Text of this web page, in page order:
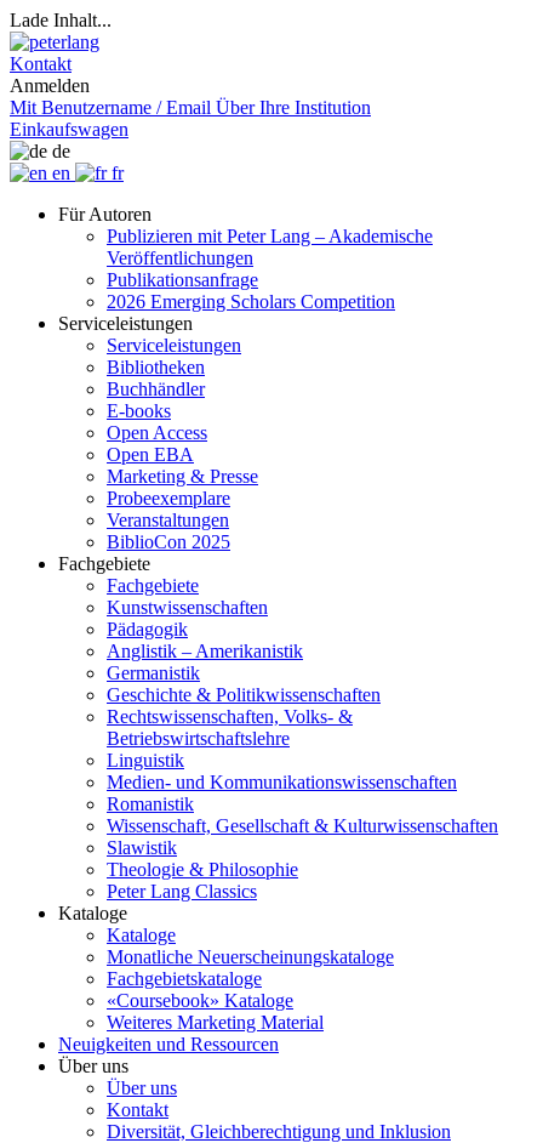
Lade Inhalt...
Kontakt
Anmelden
Mit Benutzername / Email Über Ihre Institution
Einkaufswagen
de
en
fr
Für Autoren
Publizieren mit Peter Lang – Akademische
Veröffentlichungen
Publikationsanfrage
2026 Emerging Scholars Competition
Serviceleistungen
Serviceleistungen
Bibliotheken
Buchhändler
E-books
Open Access
Open EBA
Marketing & Presse
Probeexemplare
Veranstaltungen
BiblioCon 2025
Fachgebiete
Fachgebiete
Kunstwissenschaften
Pädagogik
Anglistik – Amerikanistik
Germanistik
Geschichte & Politikwissenschaften
Rechtswissenschaften, Volks- &
Betriebswirtschaftslehre
Linguistik
Medien- und Kommunikationswissenschaften
Romanistik
Wissenschaft, Gesellschaft & Kulturwissenschaften
Slawistik
Theologie & Philosophie
Peter Lang Classics
Kataloge
Kataloge
Monatliche Neuerscheinungskataloge
Fachgebietskataloge
«Coursebook» Kataloge
Weiteres Marketing Material
Neuigkeiten und Ressourcen
Über uns
Über uns
Kontakt
Diversität, Gleichberechtigung und Inklusion